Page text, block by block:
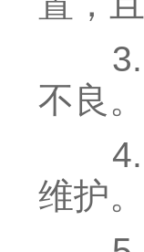
3.连
不良。
4.在
维护。